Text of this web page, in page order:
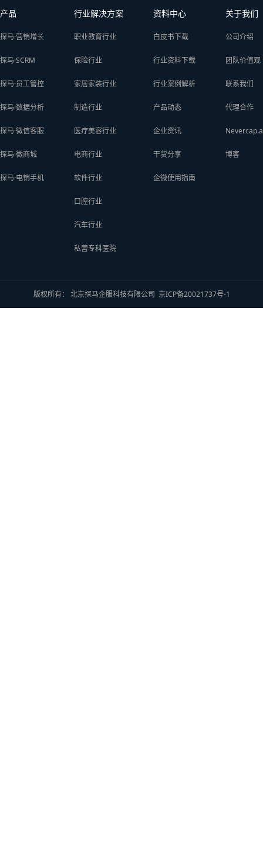
产品
探马·营销增长
探马·SCRM
探马·员工管控
探马·数据分析
探马·微信客服
探马·微商城
探马·电销手机
行业解决方案
职业教育行业
保险行业
家居家装行业
制造行业
医疗美容行业
电商行业
软件行业
口腔行业
汽车行业
私营专科医院
资料中心
白皮书下载
行业资料下载
行业案例解析
产品动态
企业资讯
干货分享
企微使用指南
关于我们
公司介绍
团队价值观
联系我们
代理合作
博客
版权所有： 北京探马企服科技有限公司 京ICP备20021737号-1